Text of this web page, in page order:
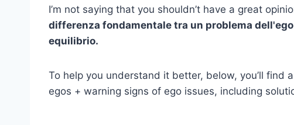
I’m not saying that you shouldn’t have a great
differenza fondamentale tra un problema dell'ego
equilibrio.
To help you understand it better, below, you’ll find
egos + warning signs of ego issues, including